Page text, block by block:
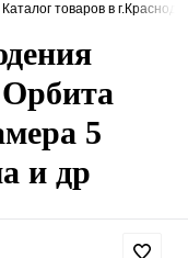
Каталог товаров в
5
и др